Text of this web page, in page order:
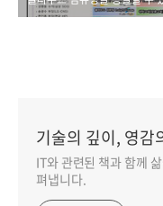
기술의 깊이, 영감
IT와 관련된 책과 함께
펴냅니다.